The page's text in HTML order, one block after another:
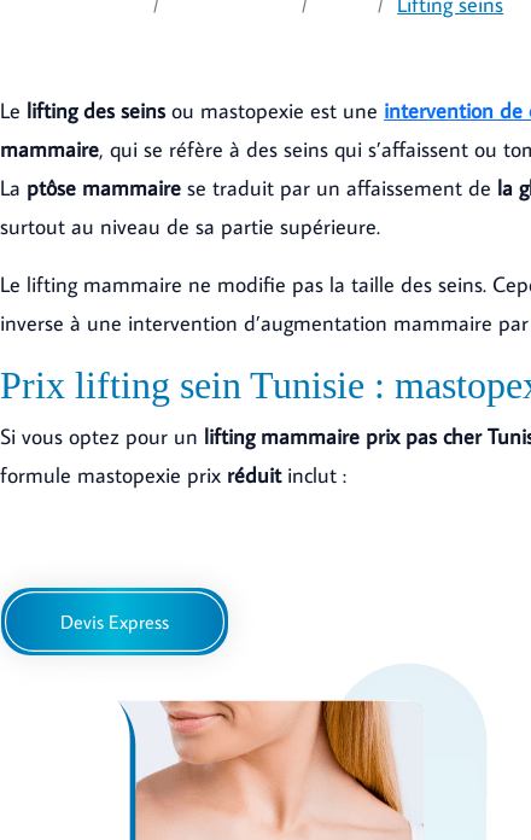
Le lifting des seins ou mastopexie est une intervention de
mammaire, qui se réfère à des seins qui s’affaissent ou
La ptôse mammaire se traduit par un affaissement de la
surtout au niveau de sa partie supérieure.
Le lifting mammaire ne modifie pas la taille des seins.
inverse à une intervention d’augmentation mammaire
Prix lifting sein Tunisie :
Si vous optez pour un lifting mammaire prix pas cher
formule mastopexie prix réduitinclut :
Devis Express